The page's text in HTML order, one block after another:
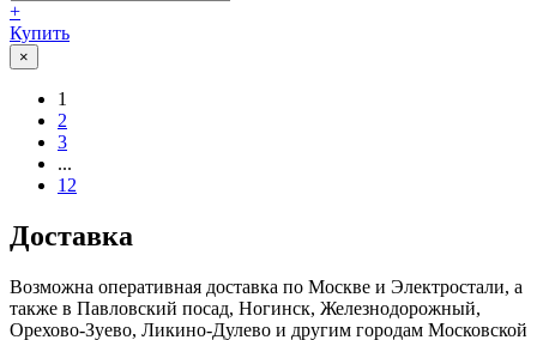
+
Купить
×
1
2
3
...
12
Доставка
Возможна оперативная доставка по Москве и Электростали, а
также в Павловский посад, Ногинск, Железнодорожный,
Орехово-Зуево, Ликино-Дулево и другим городам Московской